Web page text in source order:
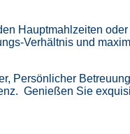
Hauptmahlzeiten
Verhältnis und
Persönlicher
Genießen Sie